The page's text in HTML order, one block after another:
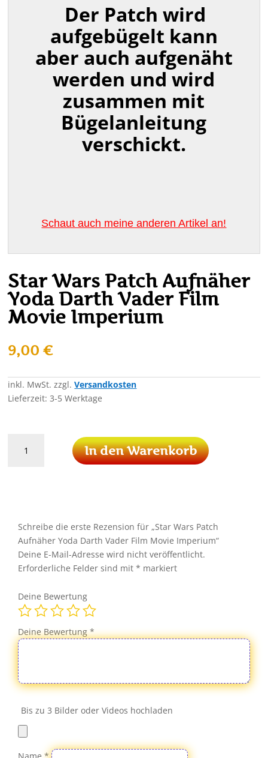
Der Patch wird
aufgebügelt kann
aber auch aufgenäht
werden und wird
zusammen mit
Bügelanleitung
verschickt.
Schaut auch meine anderen Artikel an!
Star Wars Patch Aufnäher
Yoda Darth Vader Film
Movie Imperium
9,00€
inkl. MwSt. zzgl.Versandkosten
Lieferzeit:3-5 Werktage
Wars
Vader
Film
Movie
Imperium
In den Warenkorb
Schreibe die erste Rezension für „Star Wars Patch
Aufnäher Yoda Darth Vader Film Movie Imperium“
Deine E-Mail-Adresse wird nicht veröffentlicht.
Erforderliche Felder sind mit* markiert
Deine Bewertung
Deine Bewertung*
Bis zu 3 Bilder oder Videos hochladen